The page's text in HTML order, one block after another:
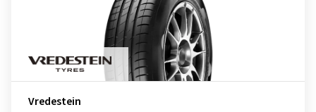
Vredestein